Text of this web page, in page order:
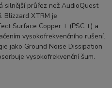
silnější průřez než AudioQuest
Blizzard XTRM je
Surface Copper + (PSC +) a
vysokofrekvenčního rušení.
jako Ground Noise Dissipation
vysokofrekvenční šum.